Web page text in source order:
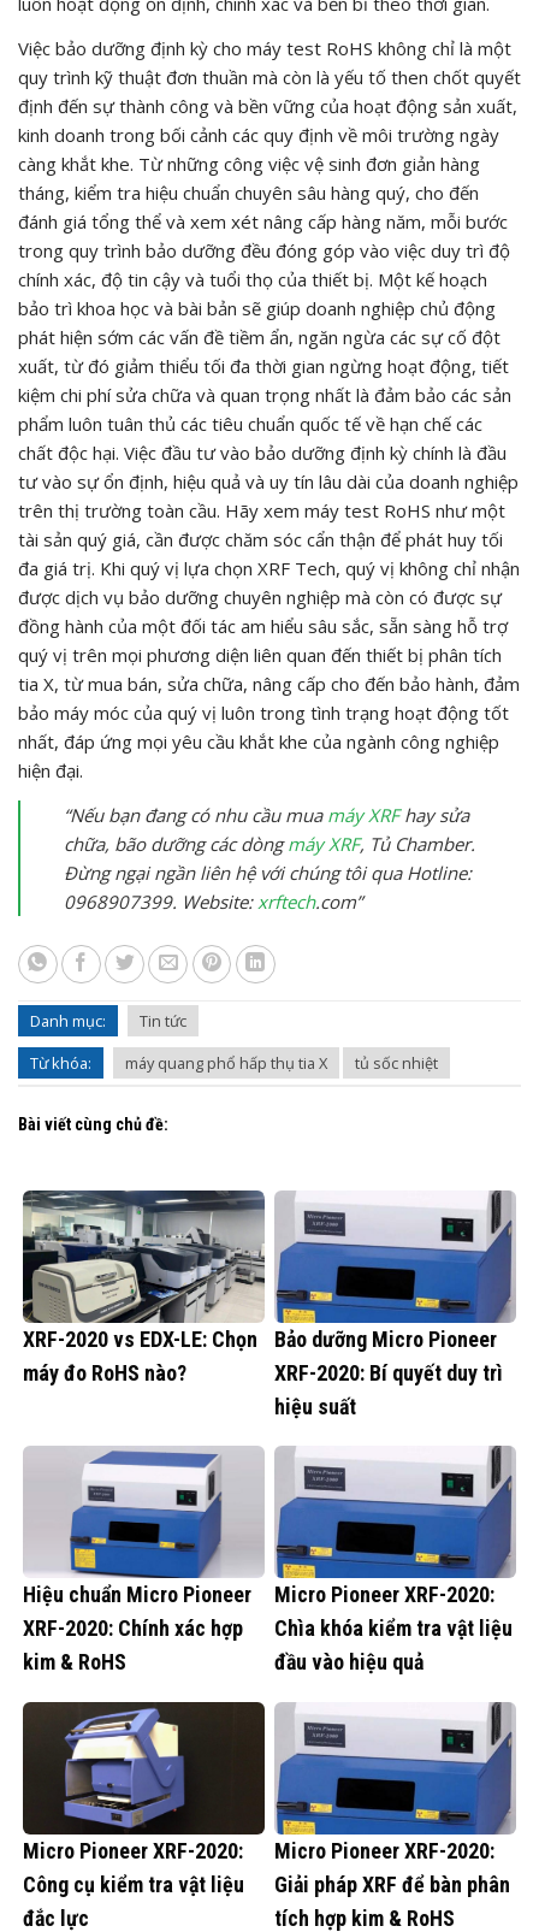
Việc bảo dưỡng định kỳ cho máy test RoHS không chỉ là một
quy trình kỹ thuật đơn thuần mà còn là yếu tố then chốt quyết
định đến sự thành công và bền vững của hoạt động sản xuất,
kinh doanh trong bối cảnh các quy định về môi trường ngày
càng khắt khe. Từ những công việc vệ sinh đơn giản hàng
tháng, kiểm tra hiệu chuẩn chuyên sâu hàng quý, cho đến
đánh giá tổng thể và xem xét nâng cấp hàng năm, mỗi bước
trong quy trình bảo dưỡng đều đóng góp vào việc duy trì độ
chính xác, độ tin cậy và tuổi thọ của thiết bị. Một kế hoạch
bảo trì khoa học và bài bản sẽ giúp doanh nghiệp chủ động
phát hiện sớm các vấn đề tiềm ẩn, ngăn ngừa các sự cố đột
xuất, từ đó giảm thiểu tối đa thời gian ngừng hoạt động, tiết
kiệm chi phí sửa chữa và quan trọng nhất là đảm bảo các sản
phẩm luôn tuân thủ các tiêu chuẩn quốc tế về hạn chế các
chất độc hại. Việc đầu tư vào bảo dưỡng định kỳ chính là đầu
tư vào sự ổn định, hiệu quả và uy tín lâu dài của doanh nghiệp
trên thị trường toàn cầu. Hãy xem máy test RoHS như một
tài sản quý giá, cần được chăm sóc cẩn thận để phát huy tối
đa giá trị. Khi quý vị lựa chọn XRF Tech, quý vị không chỉ nhận
được dịch vụ bảo dưỡng chuyên nghiệp mà còn có được sự
đồng hành của một đối tác am hiểu sâu sắc, sẵn sàng hỗ trợ
quý vị trên mọi phương diện liên quan đến thiết bị phân tích
tia X, từ mua bán, sửa chữa, nâng cấp cho đến bảo hành, đảm
bảo máy móc của quý vị luôn trong tình trạng hoạt động tốt
nhất, đáp ứng mọi yêu cầu khắt khe của ngành công nghiệp
hiện đại.
“Nếu bạn đang có nhu cầu mua máy XRFhay sửa
chữa, bão dưỡng các dòngmáy XRF, Tủ Chamber.
Đừng ngại ngần liên hệ với chúng tôi qua Hotline:
0968907399. Website: xrftech.com”
Danh mục:
Tin tức
Từ khóa:
máy quang phổ hấp thụ tia X tủ sốc nhiệt
Bài viết cùng chủ đề:
XRF-2020 vs EDX-LE: Chọn
máy đo RoHS nào?
Bảo dưỡng Micro Pioneer
XRF-2020: Bí quyết duy trì
hiệu suất
Hiệu chuẩn Micro Pioneer
XRF-2020: Chính xác hợp
kim & RoHS
Micro Pioneer XRF-2020:
Chìa khóa kiểm tra vật liệu
đầu vào hiệu quả
Micro Pioneer XRF-2020:
Công cụ kiểm tra vật liệu
đắc lực
Micro Pioneer XRF-2020:
Giải pháp XRF để bàn phân
tích hợp kim & RoHS